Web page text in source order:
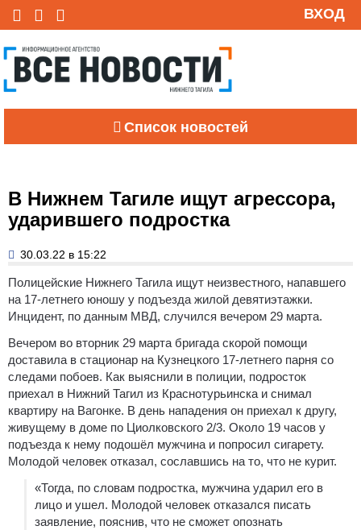
ВХОД
Список новостей
В Нижнем Тагиле ищут агрессора,
ударившего подростка
30.03.22 в 15:22
Полицейские Нижнего Тагила ищут неизвестного, напавшего
на 17-летнего юношу у подъезда жилой девятиэтажки.
Инцидент, по данным МВД, случился вечером 29 марта.
Вечером во вторник 29 марта бригада скорой помощи
доставила в стационар на Кузнецкого 17-летнего парня со
следами побоев. Как выяснили в полиции, подросток
приехал в Нижний Тагил из Краснотурьинска и снимал
квартиру на Вагонке. В день нападения он приехал к другу,
живущему в доме по Циолковского 2/3. Около 19 часов у
подъезда к нему подошёл мужчина и попросил сигарету.
Молодой человек отказал, сославшись на то, что не курит.
«Тогда, по словам подростка, мужчина ударил его в
лицо и ушел. Молодой человек отказался писать
заявление, пояснив, что не сможет опознать